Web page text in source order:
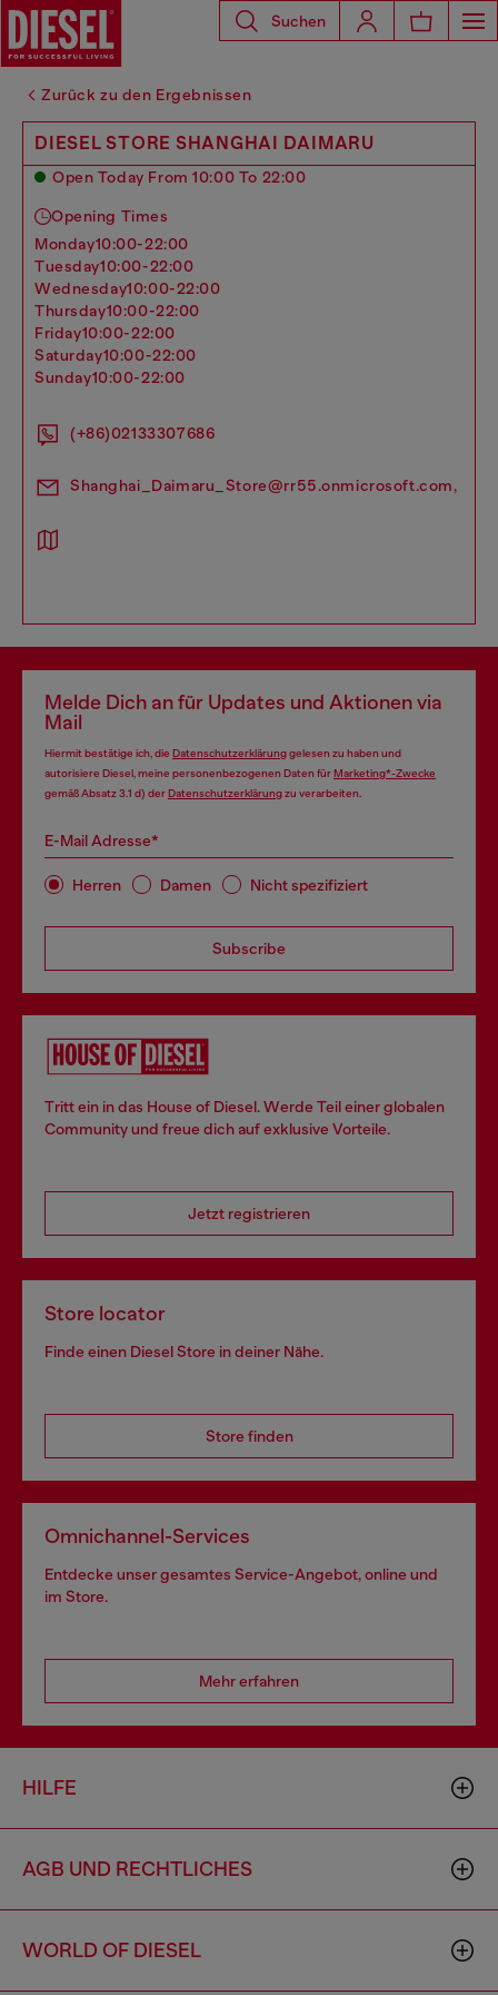
Suchen
Zurück zu den Ergebnissen
DIESEL STORE SHANGHAI DAIMARU
Open Today From 10:00 To 22:00
Opening Times
monday10:00-22:00
tuesday10:00-22:00
wednesday10:00-22:00
thursday10:00-22:00
friday10:00-22:00
saturday10:00-22:00
sunday10:00-22:00
(+86)02133307686
Shanghai_Daimaru_Store@rr55.onmicrosoft.com,
Melde Dich an für Updates und Aktionen via
Mail
Hiermit bestätige ich, die Datenschutzerklärunggelesen zu haben und
autorisiere Diesel, meine personenbezogenen Daten fürMarketing*-Zwecke
gemäß Absatz 3.1 d) derDatenschutzerklärungzu verarbeiten.
E-Mail Adresse*
Herren Damen Nicht spezifiziert
Subscribe
Tritt ein in das House of Diesel. Werde Teil einer globalen
Community und freue dich auf exklusive Vorteile.
Jetzt registrieren
Store locator
Finde einen Diesel Store in deiner Nähe.
Store finden
Omnichannel-Services
Entdecke unser gesamtes Service-Angebot, online und
im Store.
Mehr erfahren
HILFE
AGB UND RECHTLICHES
WORLD OF DIESEL